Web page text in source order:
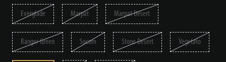
Everglade Marpat Marpat Desert
Ranger Green Socom Stone Desert Vegetato